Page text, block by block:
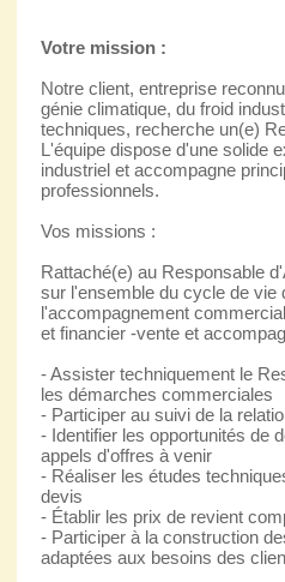
Votre mission :
Notre client, entreprise
génie climatique, du froid
techniques, recherche un(e)
L'équipe dispose d'une solide
industriel et accompagne
professionnels.
Vos missions :
Rattaché(e) au Responsable
sur l'ensemble du cycle de vie
l'accompagnement
et financier -vente et
- Assister techniquement le
les démarches commerciales
- Participer au suivi de la
- Identifier les opportunités de
appels d'offres à venir
- Réaliser les études
devis
- Établir les prix de revient
- Participer à la construction
adaptées aux besoins des